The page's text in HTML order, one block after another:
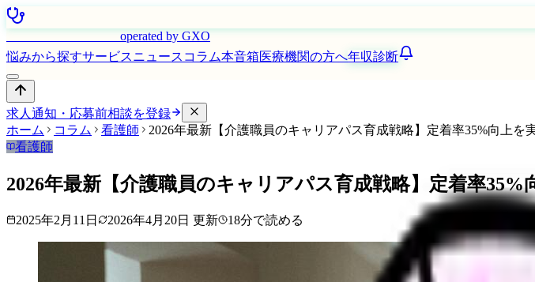
operated by GXO
悩みから探すサービスニュース コラム本音箱医療機関の方へ年収診断
求人通知・応募前相談を登録
ホーム
コラム 看護師
2026年最新【介護職員のキャリアパス育成戦略】定着率35%向上を
看護師
2026年最新【介護職員のキャリアパス育成戦略】定着率35%
2025年2月11日 2026年4月20日 更新 18分で読める